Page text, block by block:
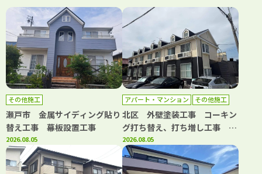
その他施工
瀬戸市 金属サイディング貼り
替え工事 幕板設置工事
2026.08.05
アパート・マンション
その他施工
外壁塗装
屋根塗装 防水工事
北区 外壁塗装工事 コーキン
グ打ち替え、打ち増し工事 屋
根塗装工事 階段・共用部側溝
防水工事 共用部長尺シート工
事 基礎補修工事
2026.08.05